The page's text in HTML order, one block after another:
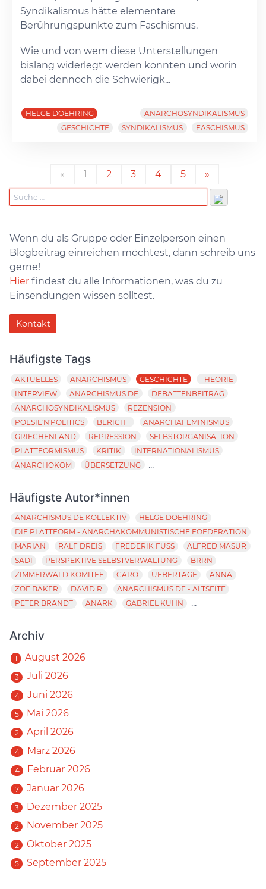
Syndikalismus hätte elementare
Berührungspunkte zum Faschismus.
Wie und von wem diese Unterstellungen
bislang widerlegt werden konnten und worin
dabei dennoch die Schwierigk...
HELGE DOEHRING
ANARCHOSYNDIKALISMUS
GESCHICHTE
SYNDIKALISMUS FASCHISMUS
« 1 2 3 4 5 »
Wenn du als Gruppe oder Einzelperson einen
Blogbeitrag einreichen möchtest, dann schreib uns
gerne!
Hier findest du alle Informationen, was du zu
Einsendungen wissen solltest.
Kontakt
Häufigste Tags
AKTUELLES ANARCHISMUS GESCHICHTE
THEORIE
INTERVIEW
ANARCHISMUS.DE
DEBATTENBEITRAG
ANARCHOSYNDIKALISMUS
REZENSION
POESIE'N'POLITICS
BERICHT
ANARCHAFEMINISMUS
GRIECHENLAND
REPRESSION
SELBSTORGANISATION
PLATTFORMISMUS
KRITIK
INTERNATIONALISMUS
ANARCHOKOM
ÜBERSETZUNG ...
Häufigste Autor*innen
ANARCHISMUS.DE KOLLEKTIV
HELGE DOEHRING
DIE PLATTFORM - ANARCHAKOMMUNISTISCHE FOEDERATION
MARIAN
RALF DREIS FREDERIK FUSS
ALFRED MASUR
SADI
PERSPEKTIVE SELBSTVERWALTUNG
BRRN
ZIMMERWALD KOMITEE
CARO UEBERTAGE
ANNA
ZOE BAKER
DAVID R.
ANARCHISMUS.DE - ALTSEITE
PETER BRANDT
ANARK GABRIEL KUHN ...
Archiv
1 August 2026
3 Juli 2026
4 Juni 2026
5 Mai 2026
2 April 2026
4 März 2026
4 Februar 2026
7 Januar 2026
3 Dezember 2025
2 November 2025
2 Oktober 2025
5 September 2025